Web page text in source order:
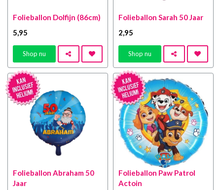
Folieballon Dolfijn (86cm)
5 ,95
Shop nu
Folieballon Sarah 50 Jaar
2 ,95
Shop nu
Folieballon Abraham 50
Jaar
Folieballon Paw Patrol
Actoin